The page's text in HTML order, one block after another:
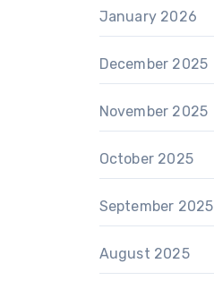
January 2026
December 2025
November 2025
October 2025
September 2025
August 2025